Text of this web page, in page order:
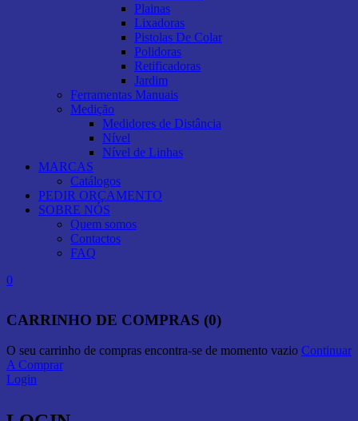
Plainas
Lixadoras
Pistolas De Colar
Polidoras
Retificadoras
Jardim
Ferramentas Manuais
Medição
Medidores de Distância
Nível
Nível de Linhas
MARCAS
Catálogos
PEDIR ORÇAMENTO
SOBRE NÓS
Quem somos
Contactos
FAQ
0
CARRINHO DE COMPRAS (0)
O seu carrinho de compras encontra-se de momento vazio Continuar
A Comprar
Login